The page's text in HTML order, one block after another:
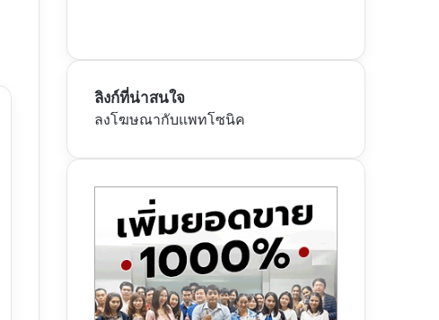
ลิงก์ที่น่าสนใจ
ลงโฆษณากับแพทโซนิค